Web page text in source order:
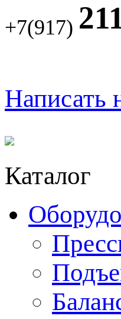
+7(917)
Написать
Каталог